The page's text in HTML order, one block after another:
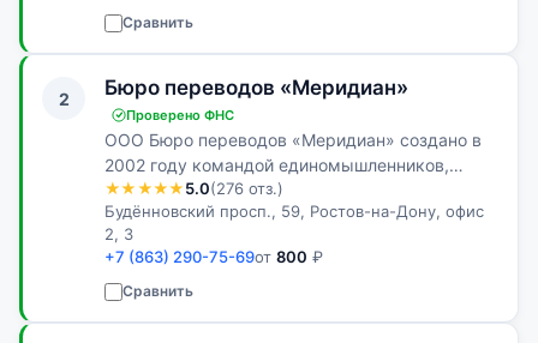
Сравнить
2 Бюро переводов «Меридиан»
Проверено ФНС
ООО Бюро переводов «Меридиан» создано в
2002 году командой единомышленников,
профессиональных переводчиков. Нас
объединило любимое дело, которое с каждым
годом радует нас всё больше и больше. С тех
по…
★★★★★5.0(276 отз.)
Будённовский просп., 59, Ростов-на-Дону, офис
2, 3
+7 (863) 290-75-69от 800 ₽
Сравнить